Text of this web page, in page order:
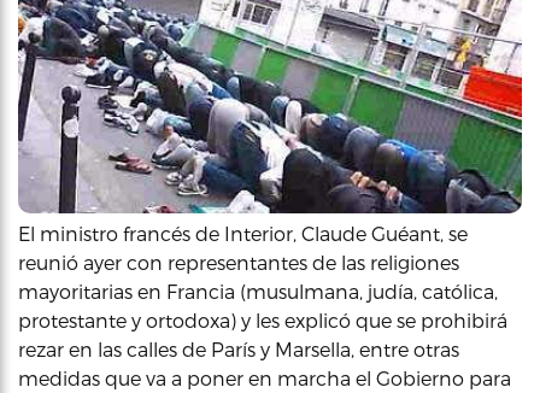
El ministro francés de Interior, Claude Guéant, se
reunió ayer con representantes de las religiones
mayoritarias en Francia (musulmana, judía, católica,
protestante y ortodoxa) y les explicó que se prohibirá
rezar en las calles de París y Marsella, entre otras
medidas que va a poner en marcha el Gobierno para